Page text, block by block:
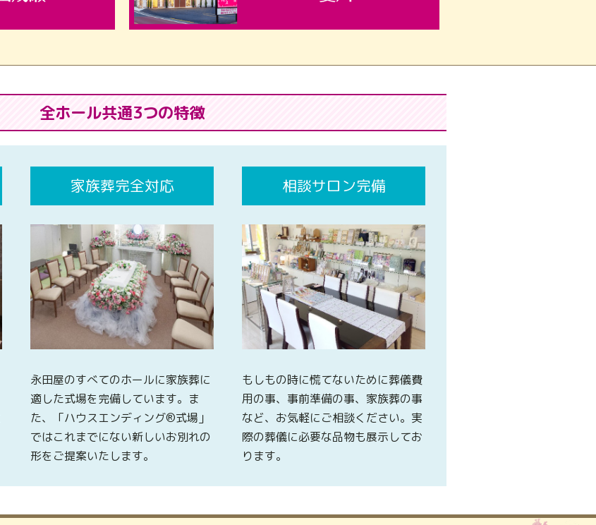
全ホール共通3つの特徴
家族葬完全対応
永田屋のすべてのホールに家族葬に
適した式場を完備しています。ま
た、「ハウスエンディング®式場」
ではこれまでにない新しいお別れの
形をご提案いたします。
相談サロン完備
もしもの時に慌てないために葬儀費
用の事、事前準備の事、家族葬の事
など、お気軽にご相談ください。実
際の葬儀に必要な品物も展示してお
ります。